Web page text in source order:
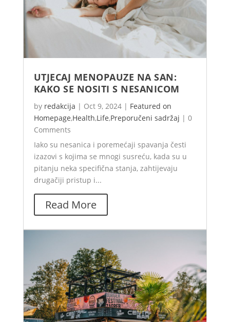
UTJECAJ MENOPAUZE NA SAN:
KAKO SE NOSITI S NESANICOM
by redakcija | Oct 9, 2024 | Featured on
Homepage,Health,Life,Preporučeni sadržaj | 0
Comments
Iako su nesanica i poremećaji spavanja česti
izazovi s kojima se mnogi susreću, kada su u
pitanju neka specifična stanja, zahtijevaju
drugačiji pristup i...
Read More